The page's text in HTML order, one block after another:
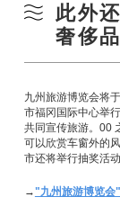
此外
奢侈
九州旅游博览会将
市福冈国际中心举
共同宣传旅游。00
可以欣赏车窗外的
市还将举行抽奖活
→"九州旅游博览会"